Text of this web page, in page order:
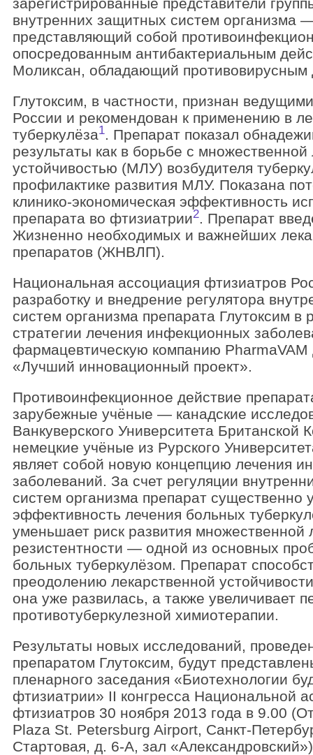
внутренних защитных систем организма
представляющий собой
опосредованным антибактериальным
Моликсан, обладающий противовирусным
Глутоксим, в частности, признан
России и рекомендован к применению в
туберкулёза1. Препарат показал
результаты как в борьбе с множественной
устойчивостью (МЛУ) возбудителя
профилактике развития МЛУ. Показана
клинико-экономическая эффективность
препарата во фтизиатрии2. Препарат
Жизненно необходимых и важнейших
препаратов (ЖНВЛП).
Национальная ассоциация фтизиатров
разработку и внедрение регулятора
систем организма препарата Глутоксим в
стратегии лечения инфекционных
фармацевтическую компанию
«Лучший инновационный проект».
Противоинфекционное действие
зарубежные учёные — канадские
Ванкуверского Университета Британской
немецкие учёные из Рурского
являет собой новую концепцию лечения
заболеваний. За счет регуляции
систем организма препарат существенно
эффективность лечения больных
уменьшает риск развития множественной
резистентности — одной из основных
больных туберкулёзом. Препарат
преодолению лекарственной
она уже развилась, а также увеличивает
противотуберкулезной химиотерапии.
Результаты новых исследований,
препаратом Глутоксим, будут
пленарного заседания «Биотехнологии
фтизиатрии» II конгресса Национальной
фтизиатров 30 ноября 2013 года в 9.00
Plaza St. Petersburg Airport, Санкт-
Стартовая, д. 6-A, зал